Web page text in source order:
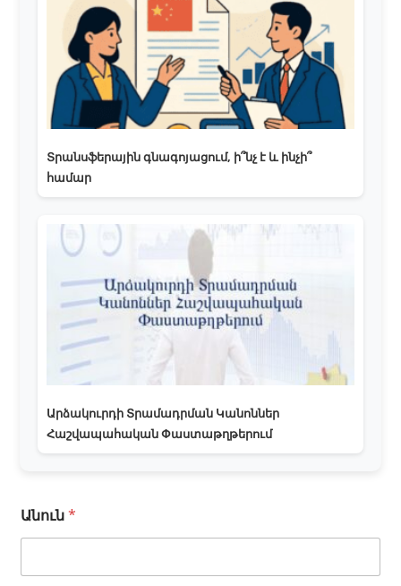
Տրանսֆերային գնագոյացում, ի՞նչ է և ինչի՞
համար
Արձակուրդի Տրամադրման Կանոններ
Հաշվապահական Փաստաթղթերում
Անուն*